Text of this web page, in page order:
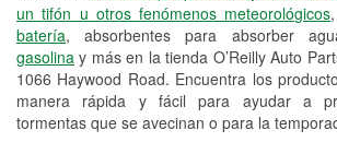
un tifón u otros fenómenos meteorológicos
batería, absorbentes para absorber
gasolina y más en la tienda O’Reilly Auto
1066 Haywood Road. Encuentra los
manera rápida y fácil para ayudar a
tormentas que se avecinan o para la